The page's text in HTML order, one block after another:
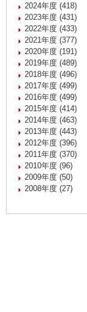
2024年度 (418)
2023年度 (431)
2022年度 (433)
2021年度 (377)
2020年度 (191)
2019年度 (489)
2018年度 (496)
2017年度 (499)
2016年度 (499)
2015年度 (414)
2014年度 (463)
2013年度 (443)
2012年度 (396)
2011年度 (370)
2010年度 (96)
2009年度 (50)
2008年度 (27)